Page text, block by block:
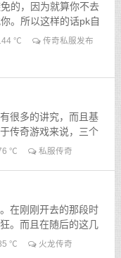
的，因为就算你不去
。所以这样的话pk自
么我们在...
℃
传奇私服发布
很多的讲究，而且基
传奇游戏来说，三个
能力比较强，还有...
℃ 私服传奇
在刚刚开去的那段时
。而且在随后的这几
断的完善各...
℃ 火龙传奇